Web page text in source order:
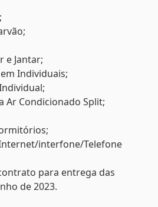
e Jantar;
Individuais;
Condicionado Split;
interfone/Telefone
para entrega das
de 2023.